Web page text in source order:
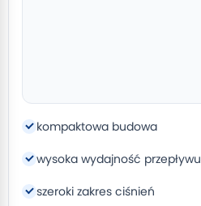
kompaktowa budowa
wysoka wydajność przepływu
szeroki zakres ciśnień